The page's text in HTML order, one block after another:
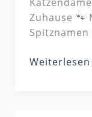
Zuhause 🐾
Weiterlesen